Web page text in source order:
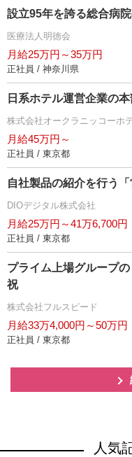
設立95年を誇る総合病院
医療法人明徳会
月給25万円～35万円
正社員 / 神奈川県
日系ホテル運営企業の
株式会社オークラニッコーホ
月給45万円～
正社員 / 東京都
自社製品の紹介を行う
DIOデジタル株式会社
月給25万円～41万6,700円
正社員 / 東京都
プライム上場グループ
祝
株式会社フルスピード
月給33万4,000円～50万円
正社員 / 東京都
人気